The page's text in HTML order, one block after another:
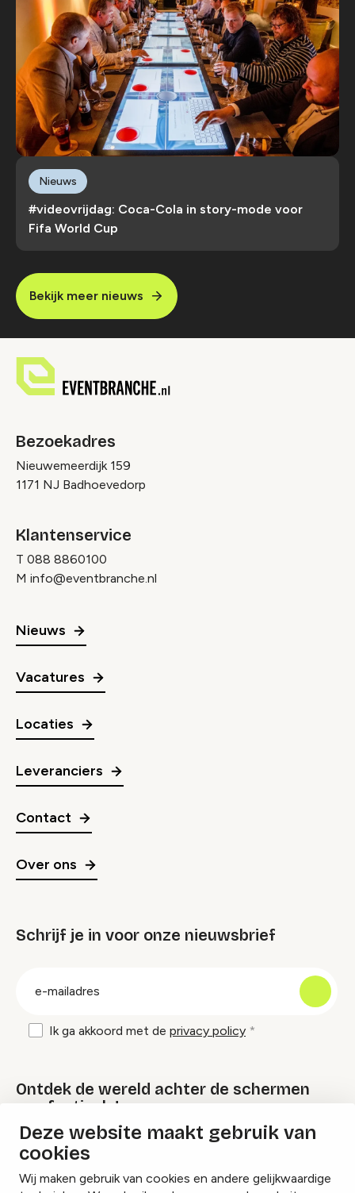
Deze website maakt gebruik van
cookies
Wij maken gebruik van cookies en andere gelijkwaardige
#videovrijdag: Coca-Cola in story-mode voor
Fifa World Cup
Nieuws
Bekijk meer nieuws
Bezoekadres
Nieuwemeerdijk 159
1171 NJ Badhoevedorp
Klantenservice
T 088 8860100
M info@eventbranche.nl
Nieuws
Vacatures
Locaties
Leveranciers
Contact
Over ons
Schrijf je in voor onze nieuwsbrief
Ik ga akkoord met de privacy policy
Ontdek de wereld achter de schermen
van festivals!
Lees onze Festival Specials